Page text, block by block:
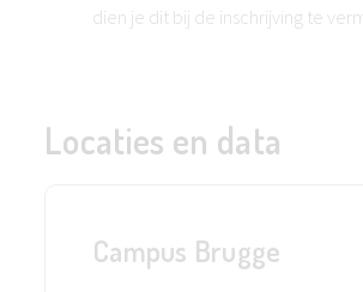
dien je dit bij de inschrijving te
Locaties en data
Campus Brugge